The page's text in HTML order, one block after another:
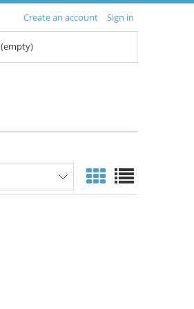
Create an account Sign in
(empty)